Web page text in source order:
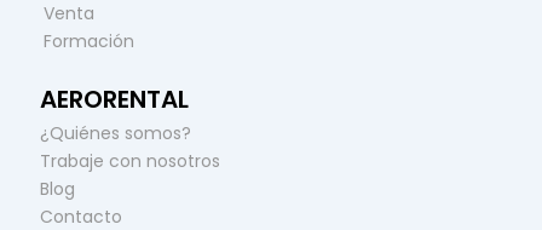
Venta
Formación
AERORENTAL
¿Quiénes somos?
Trabaje con nosotros
Blog
Contacto